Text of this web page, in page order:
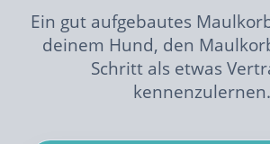
Ein gut aufgebautes
deinem Hund, den
Schritt als etwas
kennenzulernen.